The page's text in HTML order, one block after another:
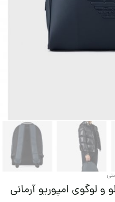
لوگوی امپوریو آرمانی